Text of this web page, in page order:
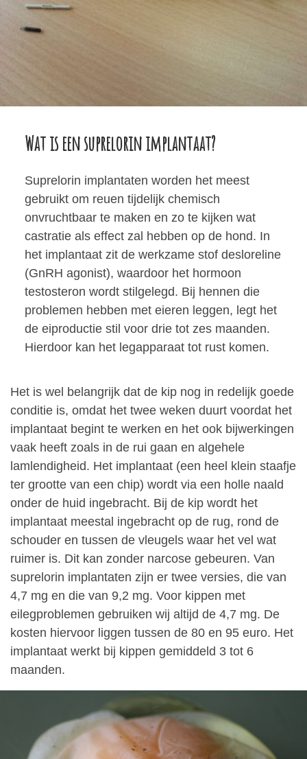
Wat is een suprelorin implantaat?
Suprelorin implantaten worden het meest
gebruikt om reuen tijdelijk chemisch
onvruchtbaar te maken en zo te kijken wat
castratie als effect zal hebben op de hond. In
het implantaat zit de werkzame stof desloreline
(GnRH agonist), waardoor het hormoon
testosteron wordt stilgelegd. Bij hennen die
problemen hebben met eieren leggen, legt het
de eiproductie stil voor drie tot zes maanden.
Hierdoor kan het legapparaat tot rust komen.
Het is wel belangrijk dat de kip nog in redelijk goede
conditie is, omdat het twee weken duurt voordat het
implantaat begint te werken en het ook bijwerkingen
vaak heeft zoals in de rui gaan en algehele
lamlendigheid. Het implantaat (een heel klein staafje
ter grootte van een chip) wordt via een holle naald
onder de huid ingebracht. Bij de kip wordt het
implantaat meestal ingebracht op de rug, rond de
schouder en tussen de vleugels waar het vel wat
ruimer is. Dit kan zonder narcose gebeuren. Van
suprelorin implantaten zijn er twee versies, die van
4,7 mg en die van 9,2 mg. Voor kippen met
eilegproblemen gebruiken wij altijd de 4,7 mg. De
kosten hiervoor liggen tussen de 80 en 95 euro. Het
implantaat werkt bij kippen gemiddeld 3 tot 6
maanden.